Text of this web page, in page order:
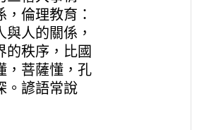
倫理教育：
人的關係，
的秩序，比國
，菩薩懂，孔
。諺語常說